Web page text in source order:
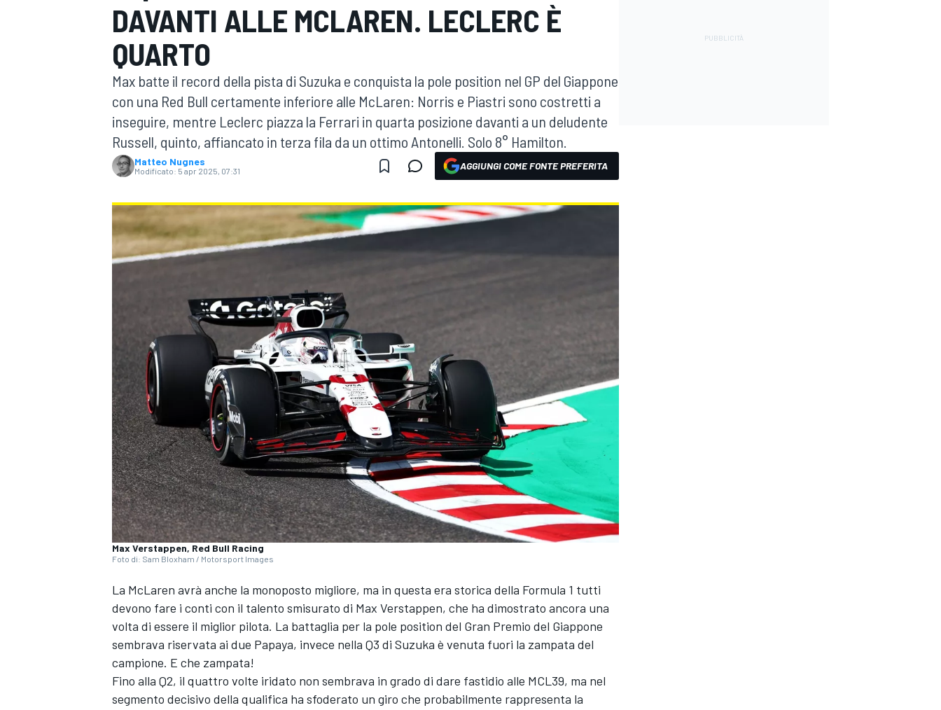
MOTOGP WEC
WRC
MONOPOSTO
DAVANTI ALLE MCLAREN. LECLERC È
QUARTO
Max batte il record della pista di Suzuka e conquista la pole position nel GP del Giappone
con una Red Bull certamente inferiore alle McLaren: Norris e Piastri sono costretti a
inseguire, mentre Leclerc piazza la Ferrari in quarta posizione davanti a un deludente
Russell, quinto, affiancato in terza fila da un ottimo Antonelli. Solo 8° Hamilton.
Matteo Nugnes
Modificato: 5 apr 2025, 07:31 AGGIUNGI COME FONTE PREFERITA
Max Verstappen, Red Bull Racing
Foto di: Sam Bloxham / Motorsport Images
La McLaren avrà anche la monoposto migliore, ma in questa era storica della Formula 1 tutti
devono fare i conti con il talento smisurato di Max Verstappen, che ha dimostrato ancora una
volta di essere il miglior pilota. La battaglia per la pole position del Gran Premio del Giappone
sembrava riservata ai due Papaya, invece nella Q3 di Suzuka è venuta fuori la zampata del
campione. E che zampata!
Fino alla Q2, il quattro volte iridato non sembrava in grado di dare fastidio alle MCL39, ma nel
segmento decisivo della qualifica ha sfoderato un giro che probabilmente rappresenta la